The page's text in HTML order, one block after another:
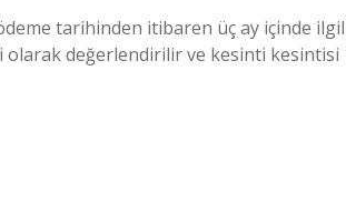
tarihinden itibaren üç ay içinde
olarak değerlendirilir ve kesinti kesintisi